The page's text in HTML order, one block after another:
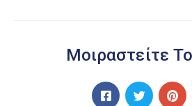
Μοιραστείτε